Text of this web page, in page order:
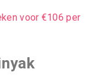
voor €106 per